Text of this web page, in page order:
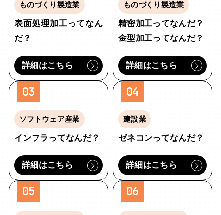
ものづくり製造業
表面処理加工ってなん
だ？
詳細はこちら
ものづくり製造業
精密加工ってなんだ？
金型加工ってなんだ？
詳細はこちら
03
ソフトウェア産業
インフラってなんだ？
詳細はこちら
04
建設業
ゼネコンってなんだ？
詳細はこちら
05 06